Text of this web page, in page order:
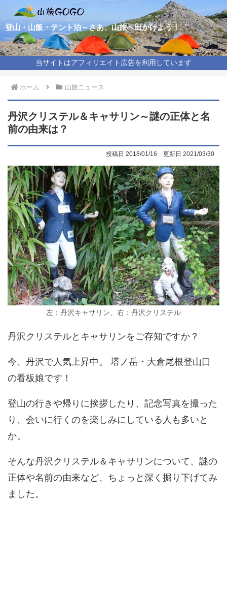
登山・山飯・テント泊～さあ、山旅へ出かけよう！
当サイトはアフィリエイト広告を利用しています
ホーム 山旅ニュース
丹沢クリステル＆キャサリン～謎の正体と名
前の由来は？
2018/01/16 2021/03/30
左：丹沢キャサリン、右：丹沢クリステル
丹沢クリステルとキャサリンをご存知ですか？
今、丹沢で人気上昇中。 塔ノ岳・大倉尾根登山口
の看板娘です！
登山の行きや帰りに挨拶したり、記念写真を撮った
り、会いに行くのを楽しみにしている人も多いと
か。
そんな丹沢クリステル＆キャサリンについて、謎の
正体や名前の由来など、ちょっと深く掘り下げてみ
ました。